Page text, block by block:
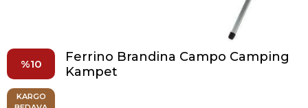
10
Ferrino Brandina Campo Camping
Kampet
KARGO